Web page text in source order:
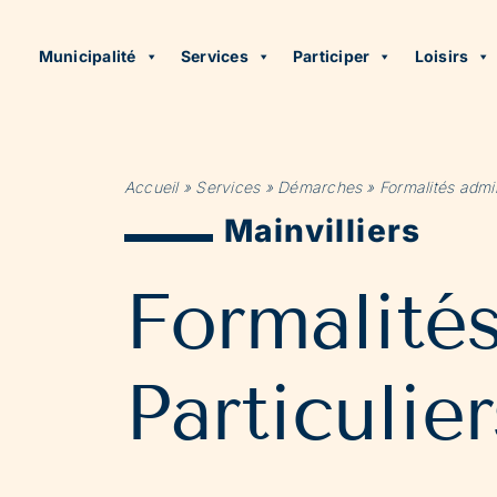
Municipalité Services Participer Loisirs
Accueil» Services» Démarches» Formalités
Mainvilliers